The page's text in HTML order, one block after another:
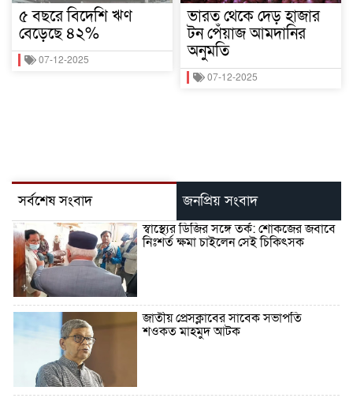
৫ বছরে বিদেশি ঋণ
বেড়েছে ৪২%
07-12-2025
ভারত থেকে দেড় হাজার
টন পেঁয়াজ আমদানির
অনুমতি
07-12-2025
সর্বশেষ সংবাদ জনপ্রিয় সংবাদ
স্বাস্থ্যের ডিজির সঙ্গে তর্ক: শোকজের জবাবে
নিঃশর্ত ক্ষমা চাইলেন সেই চিকিৎসক
জাতীয় প্রেসক্লাবের সাবেক সভাপতি
শওকত মাহমুদ আটক